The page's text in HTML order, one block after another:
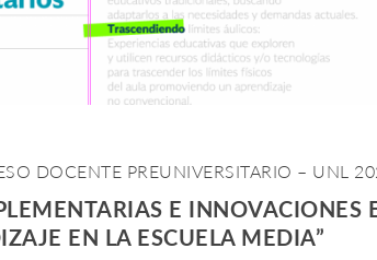
DOCENTE PREUNIVERSITARIO – UNL
E INNOVACIONES
EN LA ESCUELA MEDIA”